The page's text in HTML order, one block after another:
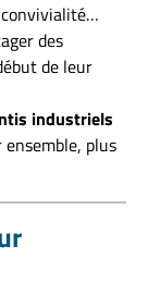
des
de leur
industriels
plus